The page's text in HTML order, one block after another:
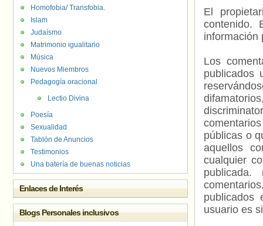
El
contenido.
información
Los
publicados
públicas o
aquellos
cualquier
usuario es
Homofobia/ Transfobia.
Islam
Judaísmo
Matrimonio igualitario
Música
Nuevos Miembros
Pedagogía oracional
Lectio Divina
Poesía
Sexualidad
Tablón de Anuncios
Testimonios
Una batería de buenas noticias
Enlaces de Interés
Blogs Personales inclusivos